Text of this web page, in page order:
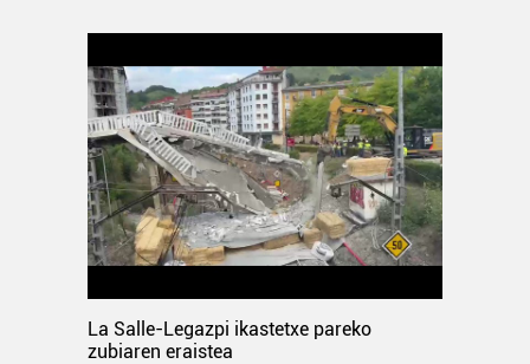
La Salle-Legazpi ikastetxe pareko
zubiaren eraistea